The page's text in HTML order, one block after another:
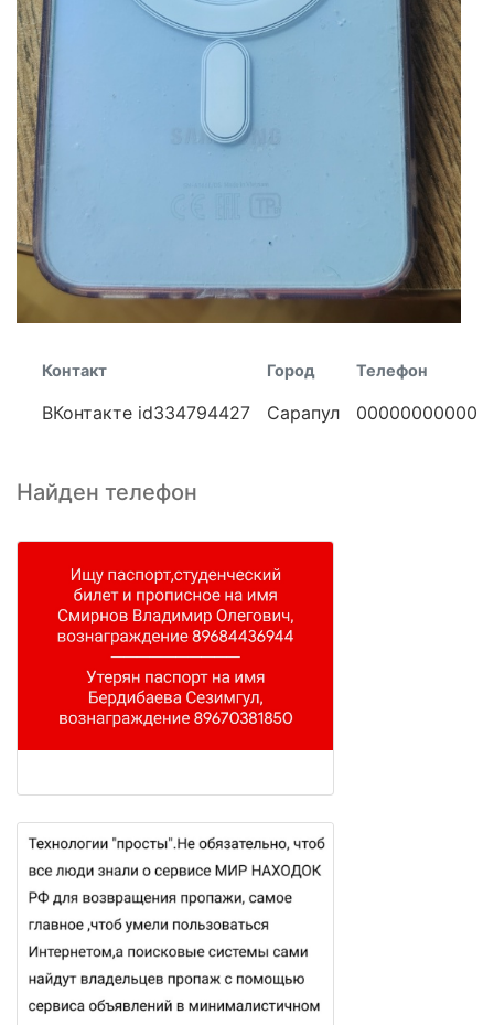
Контакт
ВКонтакте id334794427
Город
Сарапул
Телефон
00000000000
Найден телефон